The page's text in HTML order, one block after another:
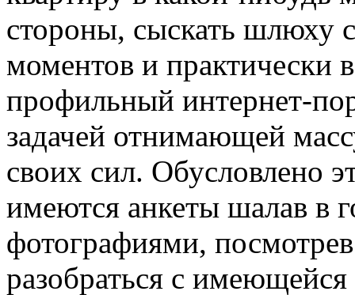
стороны, сыскать шлюху
моментов и практически
профильный интернет-
задачей отнимающей
своих сил. Обусловлено
имеются анкеты шалав в
фотографиями,
разобраться с